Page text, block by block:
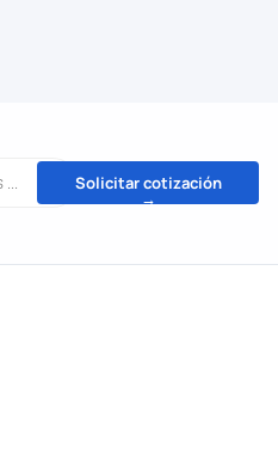
Solicitar cotización
→